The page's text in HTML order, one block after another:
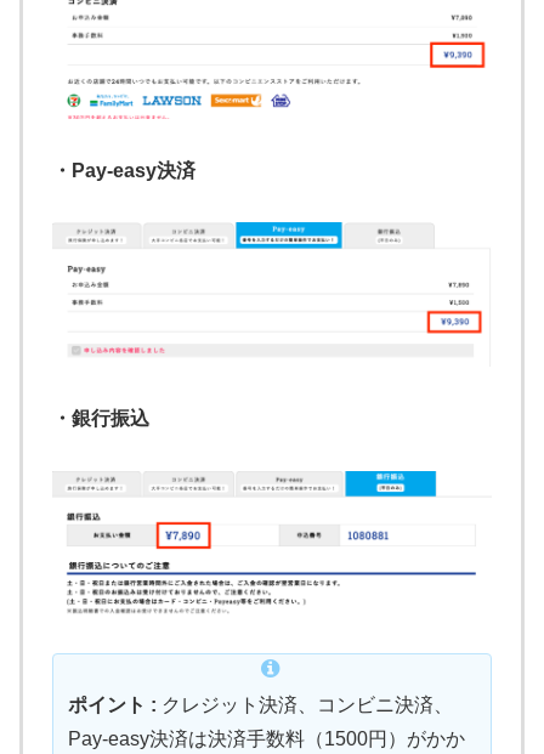
・Pay-easy決済
・銀行振込
ポイント : クレジット決済、コンビニ決済、
Pay-easy決済は決済手数料（1500円）がかか